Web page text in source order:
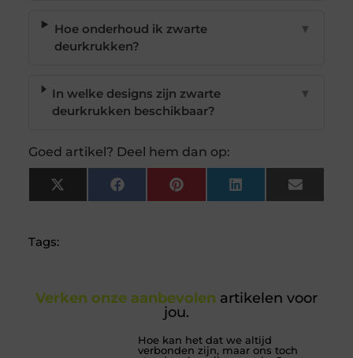
Hoe onderhoud ik zwarte
deurkrukken?
▼
In welke designs zijn zwarte
deurkrukken beschikbaar?
▼
Goed artikel? Deel hem dan op:
X
(Twitter)
FacebookPinterest LinkedIn Email
Tags:
Verken onze aanbevolen artikelen voor
jou.
Hoe kan het dat we altijd
verbonden zijn, maar ons toch